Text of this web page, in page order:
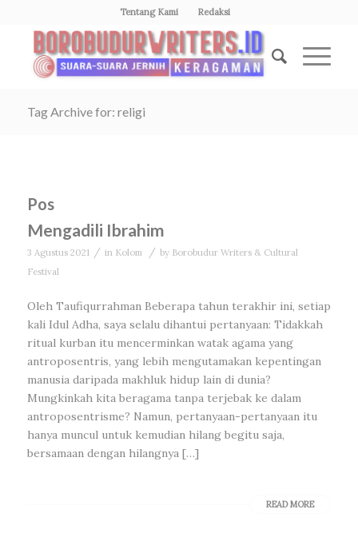
Tentang Kami Redaksi
Tag Archive for: religi
Pos
Mengadili Ibrahim
3 Agustus 2021 / in Kolom / by Borobudur Writers & Cultural
Festival
Oleh Taufiqurrahman Beberapa tahun terakhir ini, setiap
kali Idul Adha, saya selalu dihantui pertanyaan: Tidakkah
ritual kurban itu mencerminkan watak agama yang
antroposentris, yang lebih mengutamakan kepentingan
manusia daripada makhluk hidup lain di dunia?
Mungkinkah kita beragama tanpa terjebak ke dalam
antroposentrisme? Namun, pertanyaan-pertanyaan itu
hanya muncul untuk kemudian hilang begitu saja,
bersamaan dengan hilangnya […]
READ MORE